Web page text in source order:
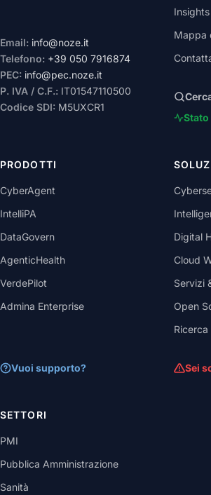
Email: info@noze.it
Telefono: +39 050 7916874
PEC: info@pec.noze.it
P. IVA / C.F.: IT01547110500
Codice SDI: M5UXCR1
Insights
Mappa
PRODOTTI
CyberAgent
IntelliPA
DataGovern
AgenticHealth
VerdePilot
Admina Enterprise
Vuoi supporto?
Digital
Cloud
Servizi
Open
Sei
SETTORI
PMI
Pubblica Amministrazione
Sanità